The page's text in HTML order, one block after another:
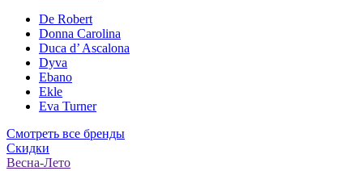
De Robert
Donna Carolina
Duca d’ Ascalona
Dyva
Ebano
Ekle
Eva Turner
Смотреть все бренды
Скидки
Весна-Лето